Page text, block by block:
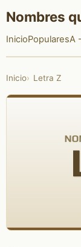
Nombres
InicioPopularesA
Inicio Letra Z